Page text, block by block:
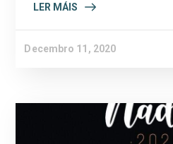
LER MÁIS
Decembro 11, 2020